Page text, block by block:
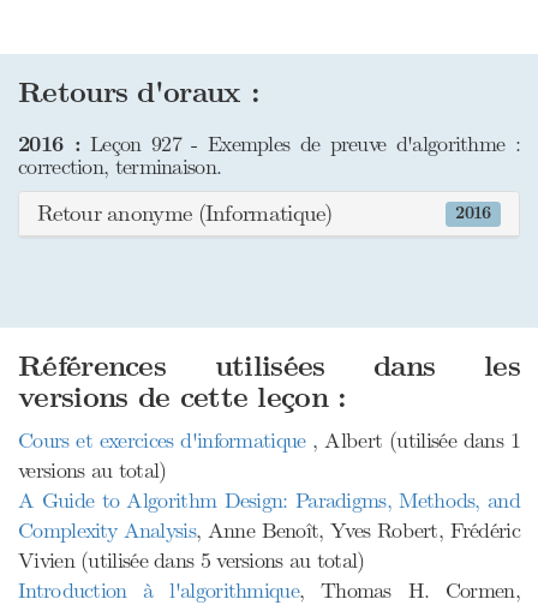
Retours d'oraux :
2016 :Leçon 927 - Exemples de preuve d'algorithme :
correction, terminaison.
2016
Retour anonyme (Informatique)
Références utilisées dans les
versions de cette leçon :
Cours et exercices d'informatique , Albert (utilisée dans 1
versions au total)
A Guide to Algorithm Design: Paradigms, Methods, and
Complexity Analysis, Anne Benoît, Yves Robert, Frédéric
Vivien (utilisée dans 5 versions au total)
Introduction à l'algorithmique, Thomas H. Cormen,